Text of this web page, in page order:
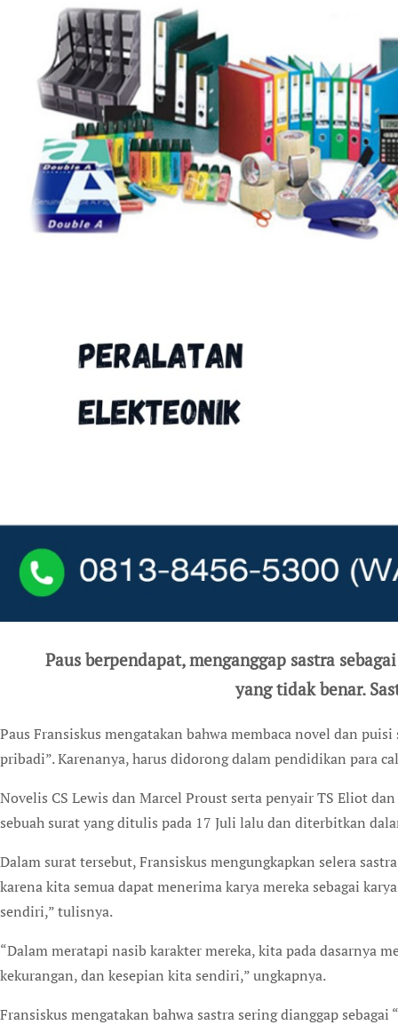
Paus berpendapat, menganggap sastra
yang tidak benar.
Paus Fransiskus mengatakan bahwa membaca novel dan puisi sangat berharga dalam “jalan menuju kedewasaan
pribadi”. Karenanya, harus didorong dalam pendidikan para
Novelis CS Lewis dan Marcel Proust serta penyair TS Eliot
sebuah surat yang ditulis pada 17 Juli lalu dan diterbitkan
Dalam surat tersebut, Fransiskus mengungkapkan selera
karena kita semua dapat menerima karya mereka sebagai
sendiri,” tulisnya.
“Dalam meratapi nasib karakter mereka, kita pada dasarnya
kekurangan, dan kesepian kita sendiri,” ungkapnya.
Fransiskus mengatakan bahwa sastra sering dianggap